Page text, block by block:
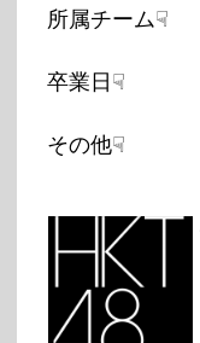
所属チーム☟
卒業日☟
その他☟